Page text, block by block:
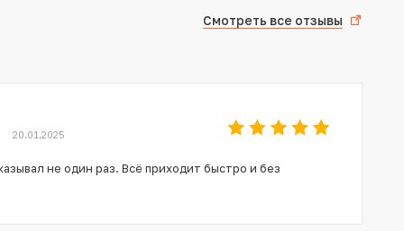
Смотреть все отзывы
20.01.2025
не один раз. Всё приходит быстро и без